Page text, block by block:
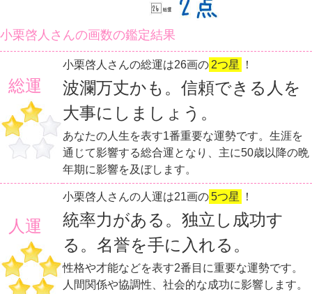
小栗啓人さんの画数の鑑定結果
総運
小栗啓人さんの総運は26画の 2つ星 ！
波瀾万丈かも。信頼できる人を
大事にしましょう。
あなたの人生を表す1番重要な運勢です。生涯を
通じて影響する総合運となり、主に50歳以降の晩
年期に影響を及ぼします。
人運
小栗啓人さんの人運は21画の5つ星 ！
統率力がある。独立し成功す
る。名誉を手に入れる。
性格や才能などを表す2番目に重要な運勢です。
人間関係や協調性、社会的な成功に影響します。